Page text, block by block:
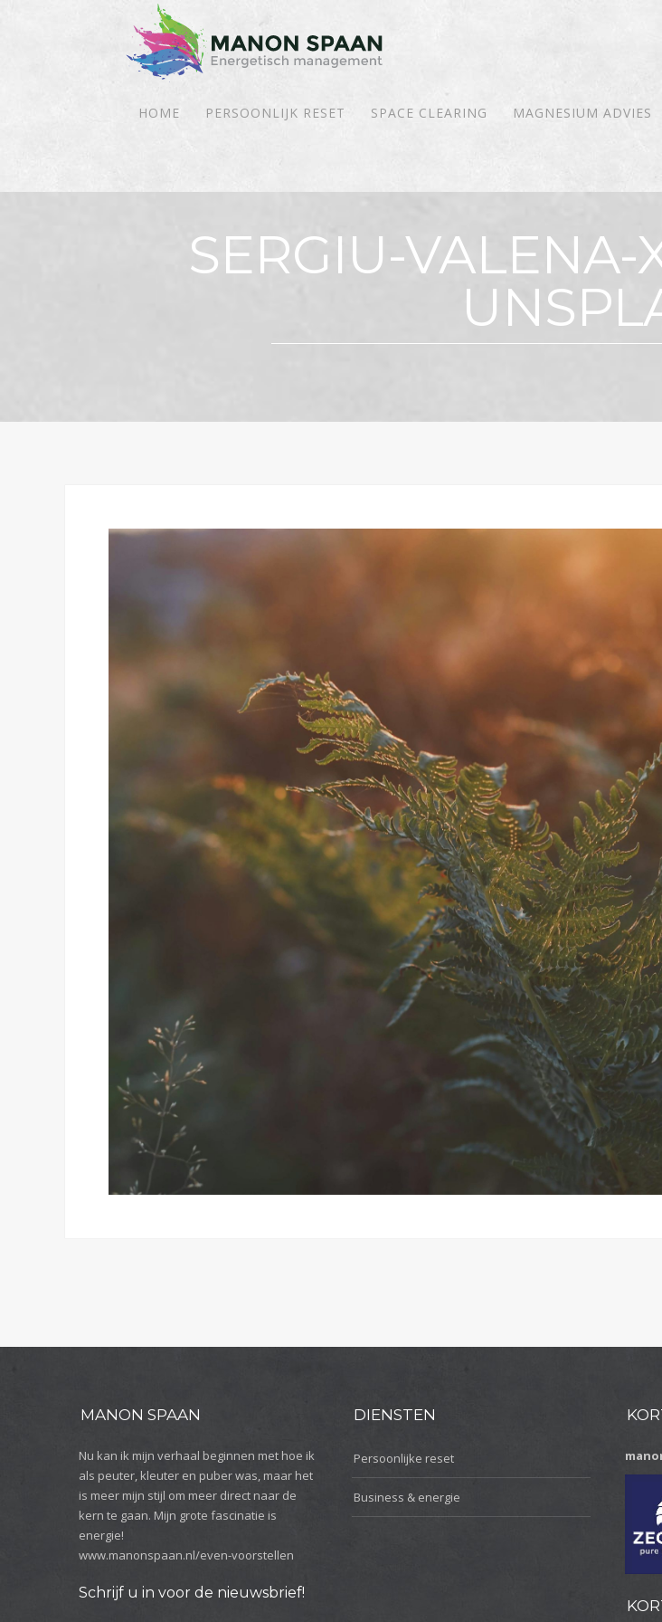
HOME PERSOONLIJK RESET SPACE CLEARING MAGNESIUM ADVIES
SERGIU-VALENA-
MANON SPAAN
Nu kan ik mijn verhaal beginnen met hoe ik
als peuter, kleuter en puber was, maar het
is meer mijn stijl om meer direct naar de
kern te gaan. Mijn grote fascinatie is
energie!
www.manonspaan.nl/even-voorstellen
Schrijf u in voor de nieuwsbrief!
DIENSTEN
Persoonlijke reset
Business & energie